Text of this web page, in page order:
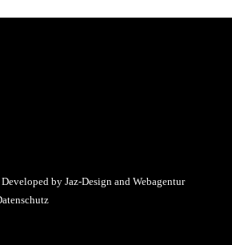
by Jaz-Design and Webagentur